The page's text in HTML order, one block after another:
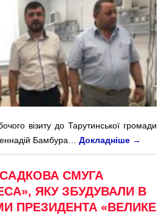
до Тарутинської громади
Бамбура…Докладніше →
СМУГА
ЯКУ ЗБУДУВАЛИ В
ПРЕЗИДЕНТА «ВЕЛИКЕ